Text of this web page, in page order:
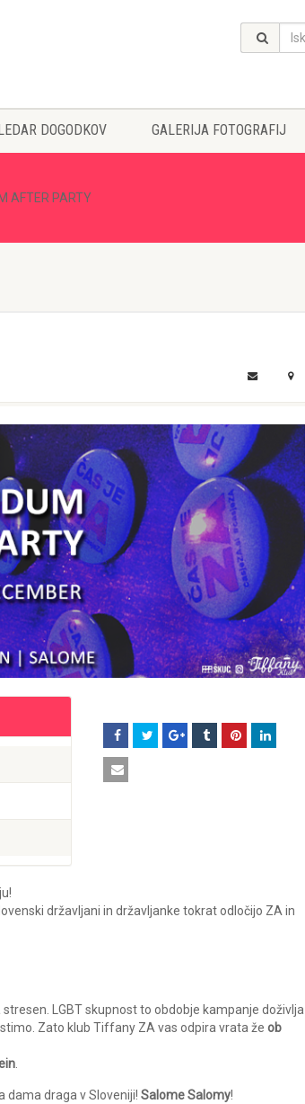
DOGODKOV GALERIJA FOTOGRAFIJ
AFTER PARTY
državljani in državljanke tokrat odločijo ZA in
LGBT skupnost to obdobje kampanje doživlja
Zato klub Tiffany ZA vas odpira vrata že ob
.
dama draga v Sloveniji! Salome Salomy!